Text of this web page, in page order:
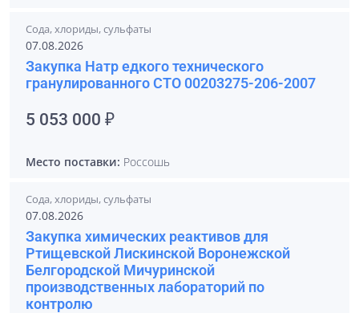
Сода, хлориды, сульфаты
07.08.2026
Закупка Натр едкого технического
гранулированного СТО 00203275-206-2007
5 053 000 ₽
Место поставки: Россошь
Сода, хлориды, сульфаты
07.08.2026
Закупка химических реактивов для
Ртищевской Лискинской Воронежской
Белгородской Мичуринской
производственных лабораторий по
контролю